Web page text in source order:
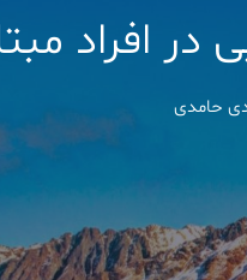
افراد
حامدی